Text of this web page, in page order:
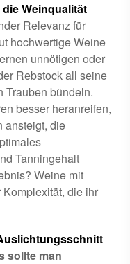
Weinqualität
Relevanz für
hochwertige Weine
unnötigen oder
Rebstock all seine
Trauben bündeln.
besser heranreifen,
ansteigt, die
Tanningehalt
Weine mit
die ihr
sollte man